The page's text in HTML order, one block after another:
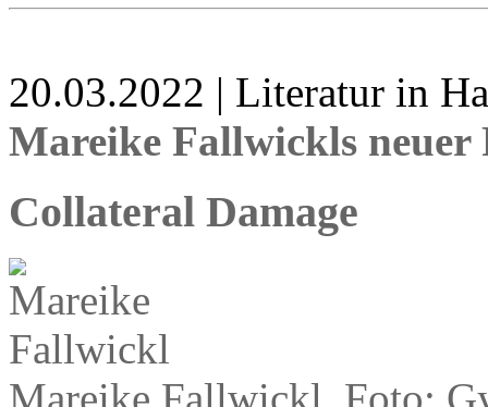
20.03.2022 | Literatur in
Mareike Fallwickls neuer
Collateral Damage
Mareike Fallwickl, Foto: